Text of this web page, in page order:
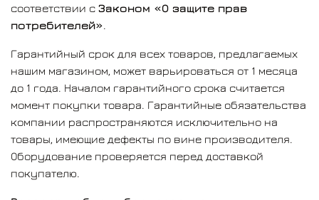
соответствии с Законом «О защите прав
потребителей».
Гарантийный срок для всех товаров, предлагаемых
нашим магазином, может варьироваться от 1 месяца
до 1 года. Началом гарантийного срока считается
момент покупки товара. Гарантийные обязательства
компании распространяются исключительно на
товары, имеющие дефекты по вине производителя.
Оборудование проверяется перед доставкой
покупателю.